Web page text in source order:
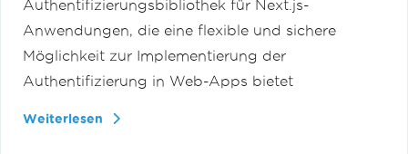
Authentifizierungsbibliothek für Next.js-
Anwendungen, die eine flexible und sichere
Möglichkeit zur Implementierung der
Authentifizierung in Web-Apps bietet
Weiterlesen